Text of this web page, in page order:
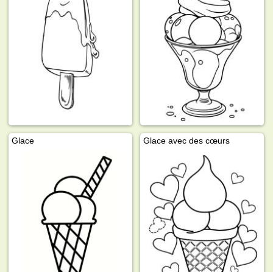
Glace Glace avec des cœurs